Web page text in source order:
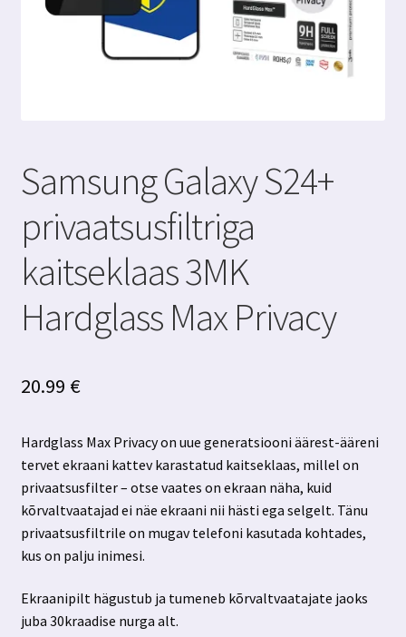
Samsung Galaxy S24+
privaatsusfiltriga
kaitseklaas 3MK
Hardglass Max Privacy
20.99 €
Hardglass Max Privacy on uue generatsiooni äärest-ääreni
tervet ekraani kattev karastatud kaitseklaas, millel on
privaatsusfilter – otse vaates on ekraan näha, kuid
kõrvaltvaatajad ei näe ekraani nii hästi ega selgelt. Tänu
privaatsusfiltrile on mugav telefoni kasutada kohtades,
kus on palju inimesi.
Ekraanipilt hägustub ja tumeneb kõrvaltvaatajate jaoks
juba 30kraadise nurga alt.